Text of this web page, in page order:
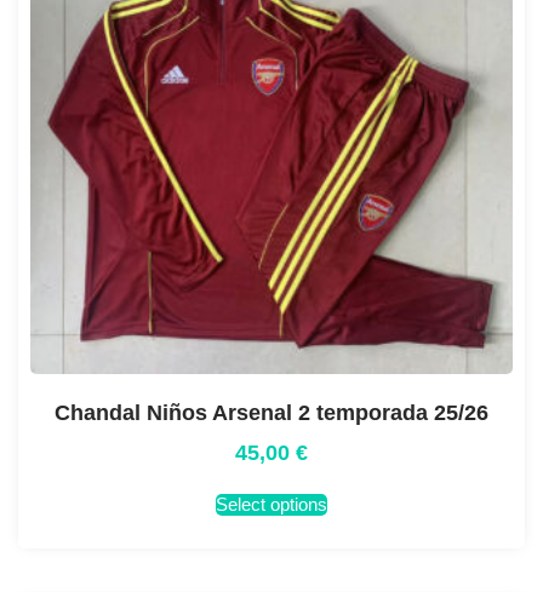
Chandal Niños Arsenal 2 temporada 25/26
45,00 €
Select options